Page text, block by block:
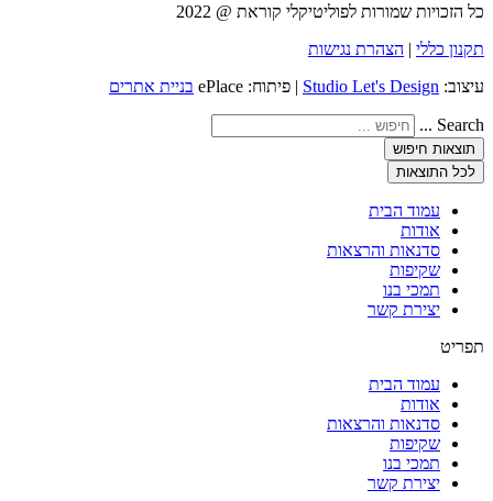
כל הזכויות שמורות לפוליטיקלי קוראת @ 2022
תקנון כללי | הצהרת נגישות
עיצוב: Studio Let's Design | פיתוח: ePlace בניית אתרים
Search ...
תוצאות חיפוש
לכל התוצאות
עמוד הבית
אודות
סדנאות והרצאות
שקיפות
תמכי בנו
יצירת קשר
תפריט
עמוד הבית
אודות
סדנאות והרצאות
שקיפות
תמכי בנו
יצירת קשר